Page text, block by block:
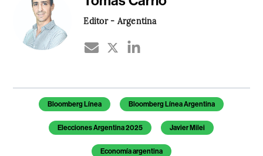
Editor - Argentina
Temas de este artículo
Bloomberg Línea Bloomberg Línea Argentina
Elecciones Argentina 2025 Javier Milei
Economía argentina